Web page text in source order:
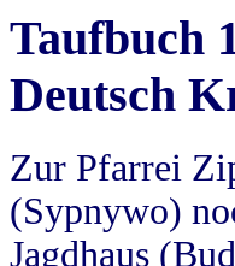
Taufbuch
Deutsch
Zur Pfarrei
(Sypnywo)
Jagdhaus